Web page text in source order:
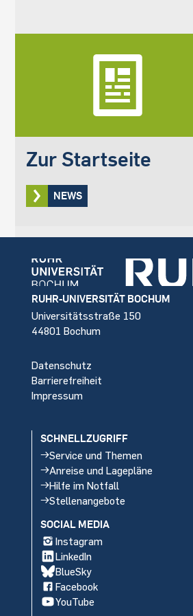
Zur Startseite
NEWS
Footer
RUHR-UNIVERSITÄT BOCHUM
Universitätsstraße 150
44801 Bochum
Datenschutz
Barrierefreiheit
Impressum
SCHNELLZUGRIFF
Service und Themen
Anreise und Lagepläne
Hilfe im Notfall
Stellenangebote
SOCIAL MEDIA
Instagram
LinkedIn
BlueSky
Facebook
YouTube